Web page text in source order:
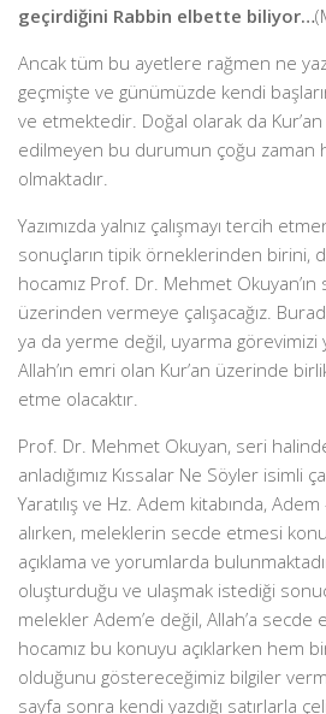
geçirdiğini Rabbin elbette biliyor…
Ancak tüm bu ayetlere rağmen ne
geçmişte ve günümüzde kendi
ve etmektedir. Doğal olarak da Kur’an
edilmeyen bu durumun çoğu zaman
olmaktadır.
Yazımızda yalnız çalışmayı tercih
sonuçların tipik örneklerinden birini,
hocamız Prof. Dr. Mehmet Okuyan’ın
üzerinden vermeye çalışacağız.
ya da yerme değil, uyarma
Allah’ın emri olan Kur’an üzerinde
etme olacaktır.
Prof. Dr. Mehmet Okuyan, seri halinde
anladığımız Kıssalar Ne Söyler isimli
Yaratılış ve Hz. Adem kitabında, Adem
alırken, meleklerin secde etmesi
açıklama ve yorumlarda
oluşturduğu ve ulaşmak istediği
melekler Adem’e değil, Allah’a secde
hocamız bu konuyu açıklarken hem bir
olduğunu göstereceğimiz bilgiler
sayfa sonra kendi yazdığı satırlarla